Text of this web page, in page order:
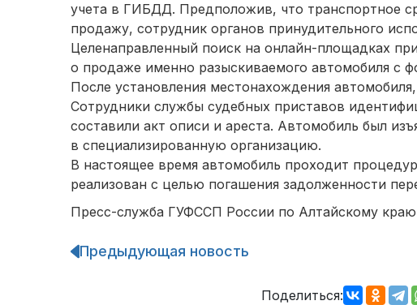
учета в ГИБДД. Предположив, что транспортное
продажу, сотрудник органов принудительного
Целенаправленный поиск на онлайн-площадках
о продаже именно разыскиваемого автомобиля с
После установления местонахождения
Сотрудники службы судебных приставов
составили акт описи и ареста. Автомобиль был
в специализированную организацию.
В настоящее время автомобиль проходит
реализован с целью погашения задолженности
Пресс-служба ГУФССП России по Алтайскому краю
Навигация
Предыдующая новость
Поделиться: